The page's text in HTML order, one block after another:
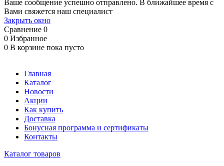
Ваше сообщение успешно отправлено. В ближайшее время с
Вами свяжется наш специалист
Закрыть окно
Сравнение 0
0 Избранное
0 В корзине пока пусто
Главная
Каталог
Новости
Акции
Как купить
Доставка
Бонусная программа и сертификаты
Контакты
Каталог товаров